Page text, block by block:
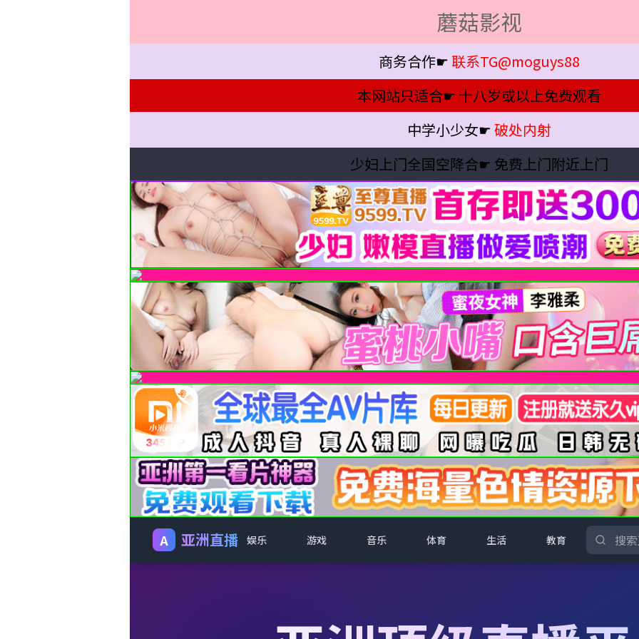
蘑菇影视
商务合作☛ 联系TG@moguys88
本网站只适合☛ 十八岁或以上免费观看
中学小少女☛破处内射
少妇上门全国空降合☛ 免费上门附近上门
A 亚洲直播 娱乐 游戏 音乐 体育 生活 教育